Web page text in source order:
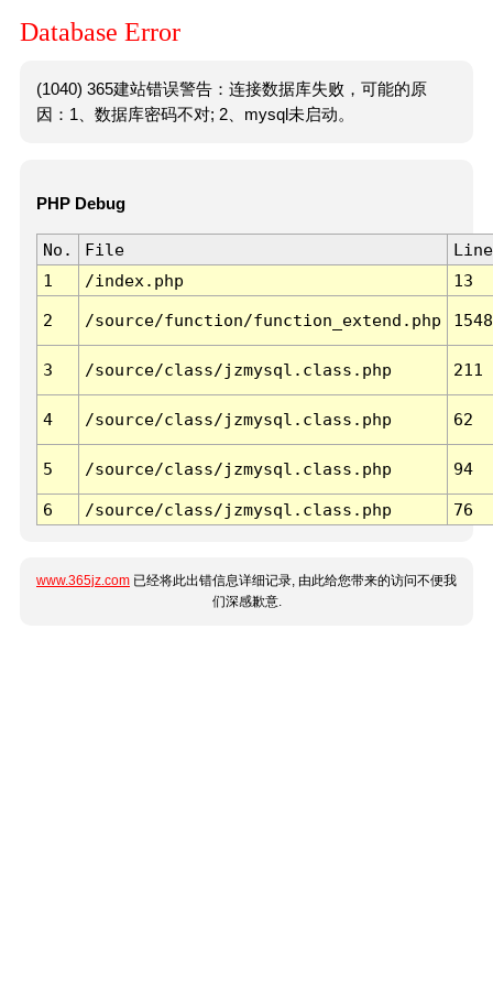
Database Error
(1040) 365建站错误警告：连接数据库失败，可能的原
因：1、数据库密码不对; 2、mysql未启动。
PHP Debug
No. File
Line
1
/index.php 13
2 /source/function/function_extend.php 1548
3 /source/class/jzmysql.class.php 211
4 /source/class/jzmysql.class.php 62
5 /source/class/jzmysql.class.php 94
6 /source/class/jzmysql.class.php 76
www.365jz.com 已经将此出错信息详细记录, 由此给您带来的访问不便我
们深感歉意.